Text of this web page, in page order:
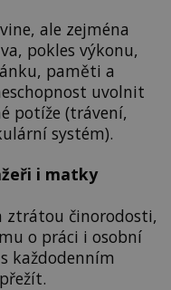
ale zejména
pokles výkonu,
paměti a
uvolnit
potíže (trávení,
systém).
i matky
ztrátou činorodosti,
o práci i osobní
každodenním